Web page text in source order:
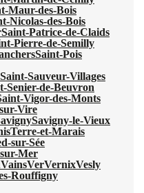
Maur-des-Bois
Nicolas-des-Bois
Saint-Patrice-de-Claids
Pierre-de-Semilly
Saint-Pois
Saint-Sauveur-Villages
Senier-de-Beuvron
Vigor-des-Monts
Vire
Savigny-le-Vieux
Terre-et-Marais
sur-Sée
Mer
VainsVerVernixVesly
Rouffigny